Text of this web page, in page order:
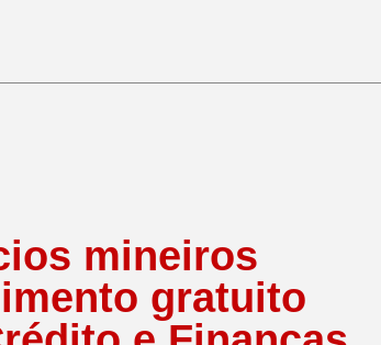
mineiros
gratuito